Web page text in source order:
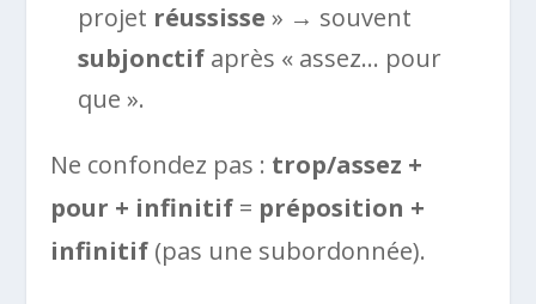
projet réussisse » → souvent
subjonctif après « assez… pour
que ».
Ne confondez pas : trop/assez +
pour + infinitif = préposition +
infinitif (pas une subordonnée).